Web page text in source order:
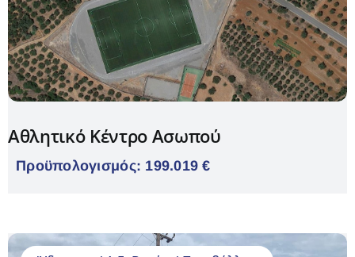
Αθλητικό Κέντρο Ασωπού
Προϋπολογισμός: 199.019 €